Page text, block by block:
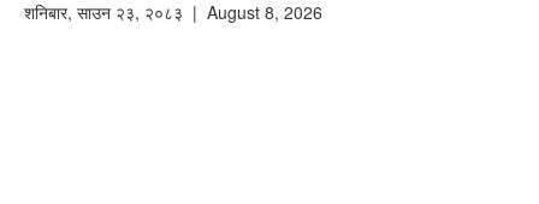
शनिबार, साउन २३, २०८३ | August 8, 2026